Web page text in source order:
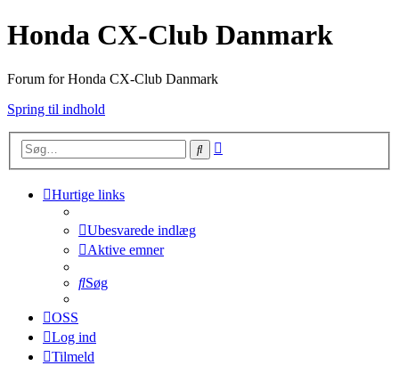
Honda CX-Club Danmark
Forum for Honda CX-Club Danmark
Spring til indhold
Søg
Hurtige links
Ubesvarede indlæg
Aktive emner
Søg
OSS
Log ind
Tilmeld